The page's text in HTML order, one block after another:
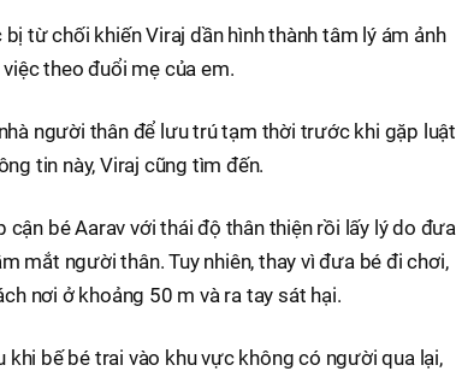
từ chối khiến Viraj dần hình thành tâm lý ám ảnh
theo đuổi mẹ của em.
người thân để lưu trú tạm thời trước khi gặp luật
tin này, Viraj cũng tìm đến.
bé Aarav với thái độ thân thiện rồi lấy lý do đưa
mắt người thân. Tuy nhiên, thay vì đưa bé đi chơi,
nơi ở khoảng 50 m và ra tay sát hại.
bế bé trai vào khu vực không có người qua lại,